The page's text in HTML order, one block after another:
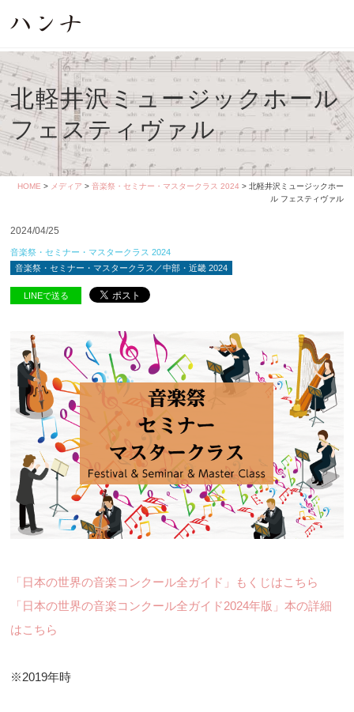
北軽井沢ミュージックホール
フェスティヴァル
HOME > メディア > 音楽祭・セミナー・マスタークラス 2024 > 北軽井沢ミュージックホー
ル フェスティヴァル
2024/04/25
音楽祭・セミナー・マスタークラス 2024
音楽祭・セミナー・マスタークラス／中部・近畿 2024
LINEで送る
「日本の世界の音楽コンクール全ガイド」もくじはこちら
「日本の世界の音楽コンクール全ガイド2024年版」本の詳細
はこちら
※2019年時